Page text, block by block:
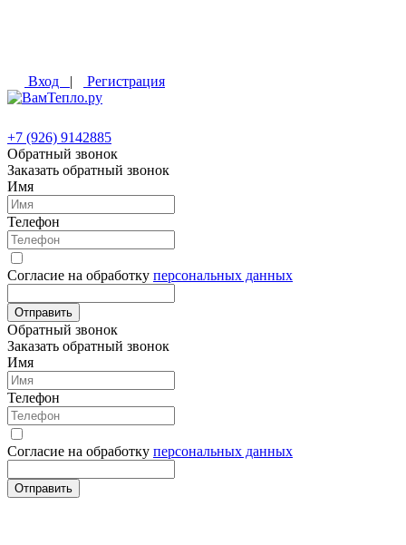
Вход | Регистрация
+7 (926) 9142885
Обратный звонок
Заказать обратный звонок
Имя
Телефон
Согласие на обработку персональных данных
Отправить
Обратный звонок
Заказать обратный звонок
Имя
Телефон
Согласие на обработку персональных данных
Отправить